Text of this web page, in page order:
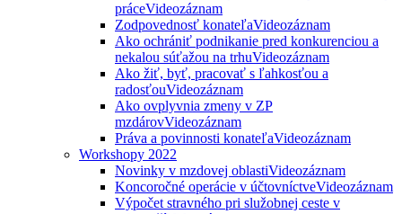
práceVideozáznam
Zodpovednosť konateľaVideozáznam
Ako ochrániť podnikanie pred konkurenciou a
nekalou súťažou na trhuVideozáznam
Ako žiť, byť, pracovať s ľahkosťou a
radosťouVideozáznam
Ako ovplyvnia zmeny v ZP
mzdárovVideozáznam
Práva a povinnosti konateľaVideozáznam
Workshopy 2022
Novinky v mzdovej oblastiVideozáznam
Koncoročné operácie v účtovníctveVideozáznam
Výpočet stravného pri služobnej ceste v